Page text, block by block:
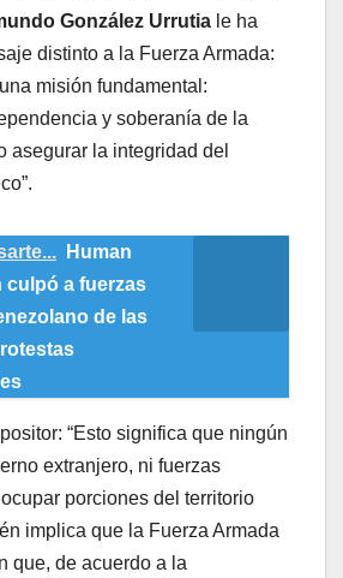
González Urrutia le ha
distinto a la Fuerza Armada:
misión fundamental:
y soberanía de la
asegurar la integridad del
Human
culpó a fuerzas
de las
“Esto significa que ningún
extranjero, ni fuerzas
porciones del territorio
implica que la Fuerza Armada
que, de acuerdo a la